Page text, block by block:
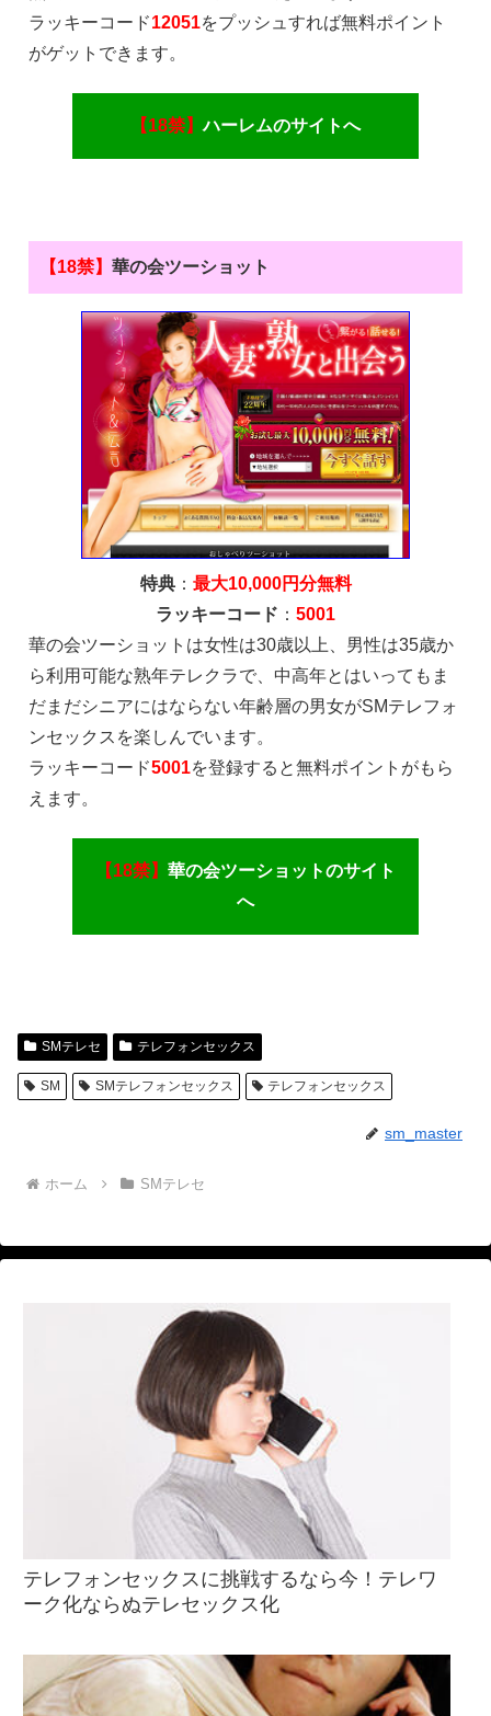
ラッキーコード12051をプッシュすれば無料ポイント
がゲットできます。
【18禁】ハーレムのサイトへ
【18禁】 華の会ツーショット
特典： 最大10,000円分無料
ラッキーコード ： 5001
華の会ツーショットは女性は30歳以上、男性は35歳か
ら利用可能な熟年テレクラで、中高年とはいってもま
だまだシニアにはならない年齢層の男女がSMテレフォ
ンセックスを楽しんでいます。
ラッキーコード5001を登録すると無料ポイントがもら
えます。
【18禁】 華の会ツーショットのサイト
へ
SMテレセ テレフォンセックス
SM SMテレフォンセックス テレフォンセックス
sm_master
ホーム SMテレセ
テレフォンセックスに挑戦するなら今！テレワ
ーク化ならぬテレセックス化